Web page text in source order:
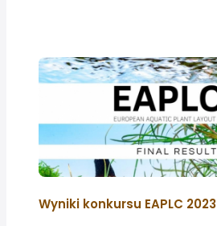
Wyniki konkursu EAPLC 2023